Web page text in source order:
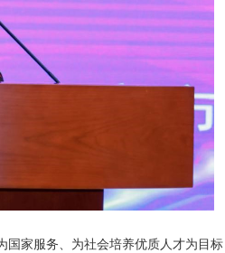
国家服务、为社会培养优质人才为目